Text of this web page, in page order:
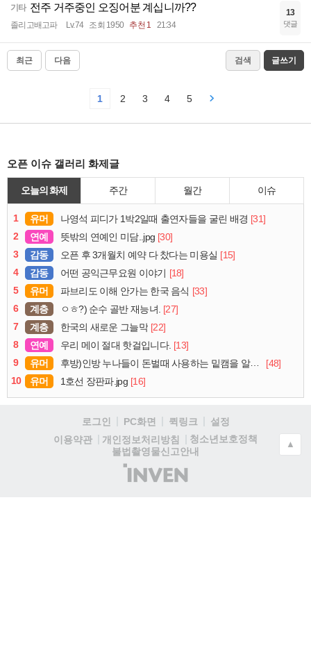
기타 전주 거주중인 오징어분 계십니까??
졸리고배고파 Lv.74 조회 1950 추천 1 21:34
13
댓글
최근 다음 검색 글쓰기
1 2 3 4 5
오픈 이슈 갤러리 화제글
오늘의 화제 주간 월간 이슈
1 유머 나영석 피디가 1박2일때 출연자들을 굴린 배경 [31]
2
연예 뜻밖의 연예인 미담..jpg [30]
3
감동 오픈 후 3개월치 예약 다 찼다는 미용실 [15]
4
감동 어떤 공익근무요원 이야기 [18]
5
유머 파브리도 이해 안가는 한국 음식 [33]
6
계층 ㅇㅎ?) 순수 골반 재능녀. [27]
7
계층 한국의 새로운 그늘막 [22]
8
연예 우리 메이 절대 핫걸입니다. [13]
9
유머 후방)인방 누나들이 돈벌때 사용하는 밑캠을 알아보자
[48]
10
유머 1호선 장판파.jpg [16]
로그인 PC화면 퀵링크
설정
이용약관
개인정보처리방침
청소년보호정책
불법촬영물신고안내
(주)
인
▲